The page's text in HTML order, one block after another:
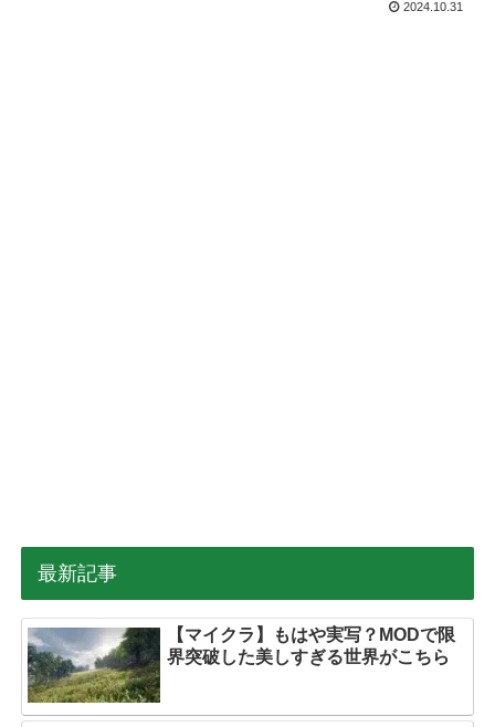
2024.10.31
最新記事
【マイクラ】もはや実写？MODで限
界突破した美しすぎる世界がこちら